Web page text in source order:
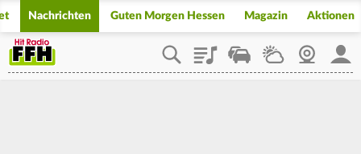
Nachrichten Guten Morgen Hessen Magazin Aktionen
PlaylistStaupilotWetterWebcam